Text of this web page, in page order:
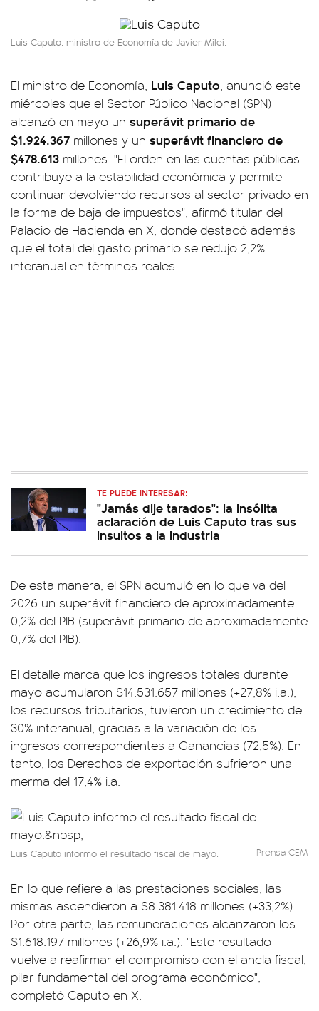
Luis Caputo, ministro de Economía de Javier Milei.
El ministro de Economía, Luis Caputo, anunció este
miércoles que el Sector Público Nacional (SPN)
alcanzó en mayo un superávit primario de
$1.924.367 millones y un superávit financiero de
$478.613 millones. "El orden en las cuentas públicas
contribuye a la estabilidad económica y permite
continuar devolviendo recursos al sector privado en
la forma de baja de impuestos", afirmó titular del
Palacio de Hacienda en X, donde destacó además
que el total del gasto primario se redujo 2,2%
interanual en términos reales.
TE PUEDE INTERESAR:
"Jamás dije tarados": la insólita
aclaración de Luis Caputo tras sus
insultos a la industria
De esta manera, el SPN acumuló en lo que va del
2026 un superávit financiero de aproximadamente
0,2% del PIB (superávit primario de aproximadamente
0,7% del PIB).
El detalle marca que los ingresos totales durante
mayo acumularon $14.531.657 millones (+27,8% i.a.),
los recursos tributarios, tuvieron un crecimiento de
30% interanual, gracias a la variación de los
ingresos correspondientes a Ganancias (72,5%). En
tanto, los Derechos de exportación sufrieron una
merma del 17,4% i.a.
Luis Caputo informo el resultado fiscal de mayo. Prensa CEM
En lo que refiere a las prestaciones sociales, las
mismas ascendieron a $8.381.418 millones (+33,2%).
Por otra parte, las remuneraciones alcanzaron los
$1.618.197 millones (+26,9% i.a.). "Este resultado
vuelve a reafirmar el compromiso con el ancla fiscal,
pilar fundamental del programa económico",
completó Caputo en X.